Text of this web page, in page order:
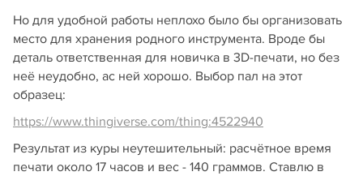
Но для удобной работы неплохо было бы организовать
место для хранения родного инструмента. Вроде бы
деталь ответственная для новичка в 3D-печати, но без
неё неудобно, ас ней хорошо. Выбор пал на этот
образец:
https://www.thingiverse.com/thing:4522940
Результат из куры неутешительный: расчётное время
печати около 17 часов и вес - 140 граммов. Ставлю в